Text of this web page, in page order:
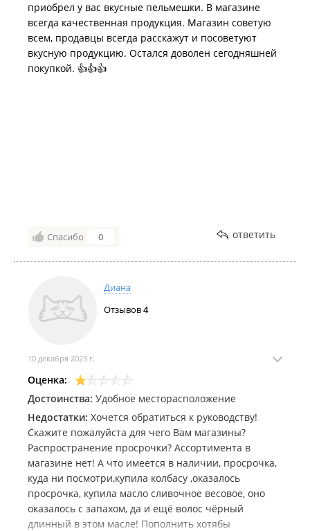
приобрел у вас вкусные пельмешки. В магазине
всегда качественная продукция. Магазин советую
всем, продавцы всегда расскажут и посоветуют
вкусную продукцию. Остался доволен сегодняшней
покупкой. 👍👍👍
Спасибо 0 ответить
Диана
Отзывов4
10 декабря 2023 г.
Оценка:
Достоинства: Удобное месторасположение
Недостатки: Хочется обратиться к руководству!
Скажите пожалуйста для чего Вам магазины?
Распространение просрочки? Ассортимента в
магазине нет! А что имеется в наличии, просрочка,
куда ни посмотри,купила колбасу ,оказалось
просрочка, купила масло сливочное весовое, оно
оказалось с запахом, да и ещё волос чёрный
длинный в этом масле! Пополнить хотябы